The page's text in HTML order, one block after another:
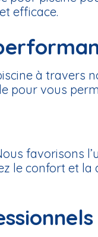
efficace.
à travers
pour vous
favorisons
le confort et